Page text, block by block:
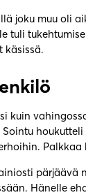
joku muu oli
tuli
käsissä.
kuin
Palkkaa
pärjäävä
Hänelle